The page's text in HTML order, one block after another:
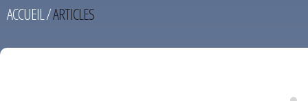
ACCUEIL/ARTICLES